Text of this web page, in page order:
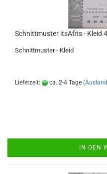
Schnittmuster itsAfits - Kleid
Schnittmuster - Kleid
Lieferzeit: ca. 2-4 Tage
IN DEN